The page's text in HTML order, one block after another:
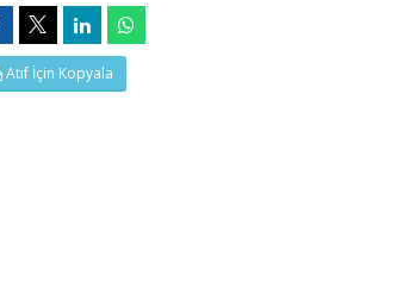
Atıf İçin Kopyala